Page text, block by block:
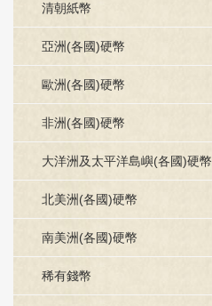
清朝紙幣
亞洲(各國)硬幣
歐洲(各國)硬幣
非洲(各國)硬幣
大洋洲及太平洋島嶼(各國)硬幣
北美洲(各國)硬幣
南美洲(各國)硬幣
稀有錢幣